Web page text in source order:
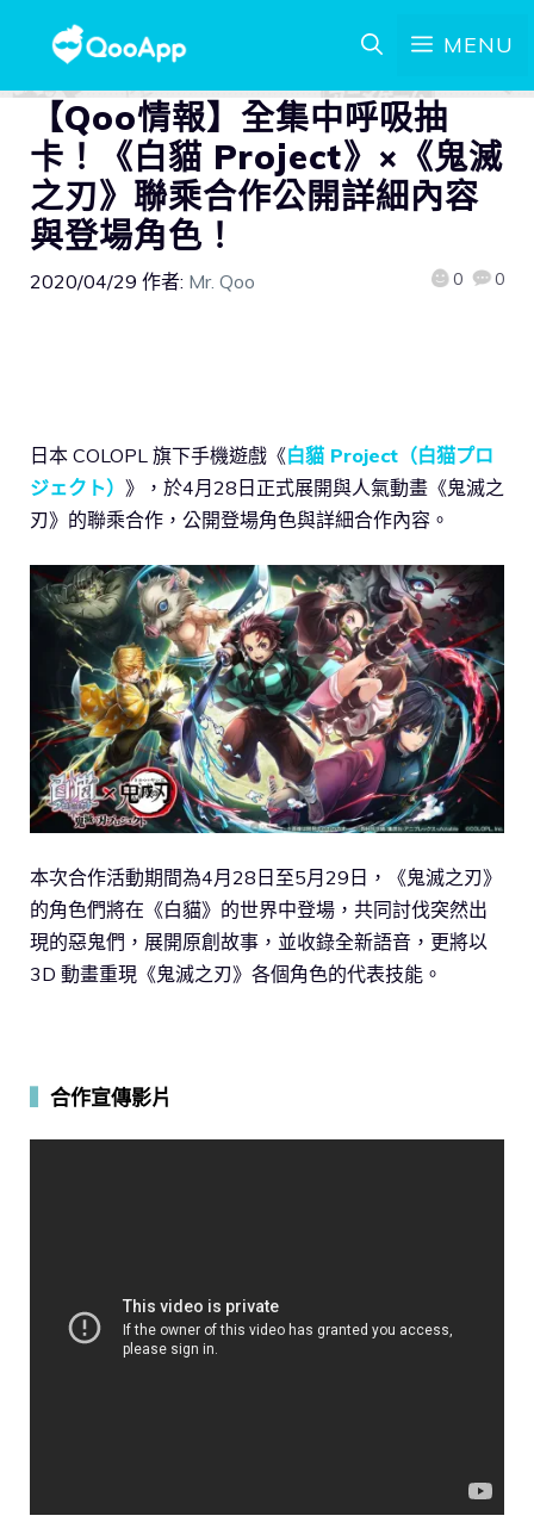
MENU
【Qoo情報】全集中呼吸抽
卡！《白貓 Project》×《鬼滅
之刃》聯乘合作公開詳細內容
與登場角色！
2020/04/29 作者: Mr. Qoo 0 0
日本 COLOPL 旗下手機遊戲《白貓 Project（白猫プロ
ジェクト） 》，於4月28日正式展開與人氣動畫《鬼滅之
刃》的聯乘合作，公開登場角色與詳細合作內容。
本次合作活動期間為4月28日至5月29日，《鬼滅之刃》
的角色們將在《白貓》的世界中登場，共同討伐突然出
現的惡鬼們，展開原創故事，並收錄全新語音，更將以
3D 動畫重現《鬼滅之刃》各個角色的代表技能。
合作宣傳影片